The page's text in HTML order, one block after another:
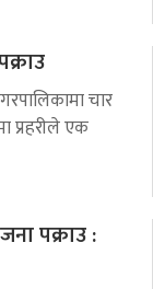
चार
प्रहरीले एक
पक्राउ :